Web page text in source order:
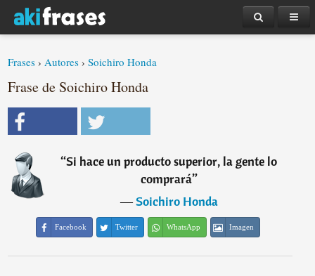
Frases ›Autores ›Soichiro Honda
Frase de Soichiro Honda
“Si hace un producto superior, la gente lo
comprará”
―Soichiro Honda
Facebook Twitter WhatsApp Imagen